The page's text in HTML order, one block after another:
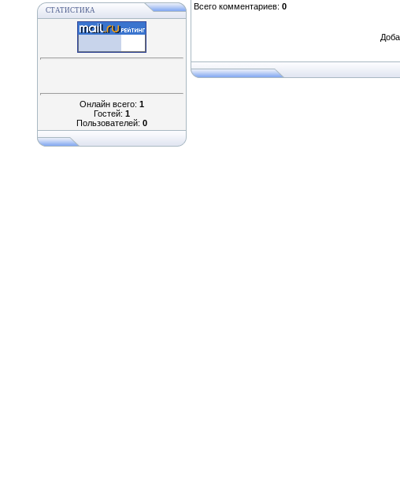
СТАТИСТИКА
Онлайн всего: 1
Гостей: 1
Пользователей: 0
Всего комментариев: 0